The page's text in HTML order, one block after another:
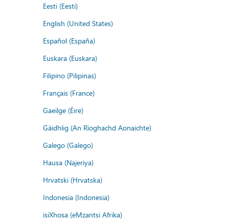
Eesti (Eesti)
English (United States)
Español (España)
Euskara (Euskara)
Filipino (Pilipinas)
Français (France)
Gaeilge (Éire)
Gàidhlig (An Rìoghachd Aonaichte)
Galego (Galego)
Hausa (Najeriya)
Hrvatski (Hrvatska)
Indonesia (Indonesia)
isiXhosa (eMzantsi Afrika)